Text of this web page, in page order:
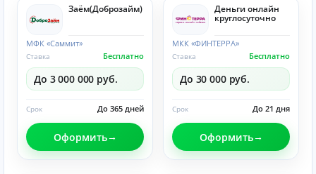
Заём(Доброзайм)
МФК «Саммит»
Бесплатно
Ставка
До 3 000 000 руб.
До 365 дней
Срок
Оформить
Деньги онлайн
круглосуточно
МКК «ФИНТЕРРА»
Бесплатно
Ставка
До 30 000 руб.
До 21 дня
Срок
Оформить